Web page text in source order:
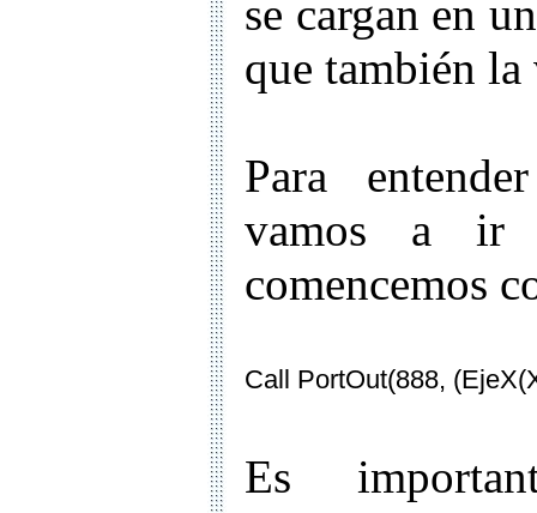
se cargan en
que también
Para
vamos a ir
comencemos
Call PortOut(888,
Es